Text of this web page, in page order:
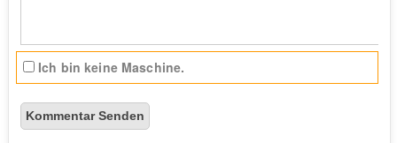
Ich bin keine Maschine.